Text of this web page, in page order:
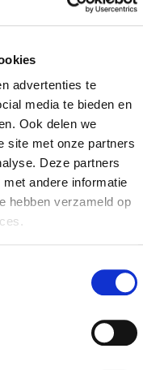
advertenties te
media te bieden en
Ook delen we
site met onze partners
Deze partners
andere informatie
hebben verzameld op
je woning of
van onze